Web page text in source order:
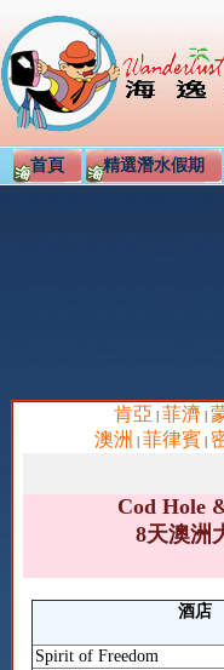
首頁 精選潛水假期
肯亞 | 菲濟 |
澳洲 | 菲律賓 |
Cod Hole
8天澳洲
酒店
Spirit of Freedom